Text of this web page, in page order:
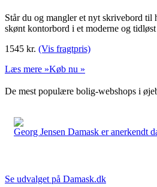
Står du og mangler et nyt skrivebord
skønt kontorbord i et moderne og tidløst
1545 kr. (Vis fragtpris)
Læs mere »Køb nu »
De mest populære bolig-webshops i
Georg Jensen Damask er anerkendt
Se udvalget på Damask.dk